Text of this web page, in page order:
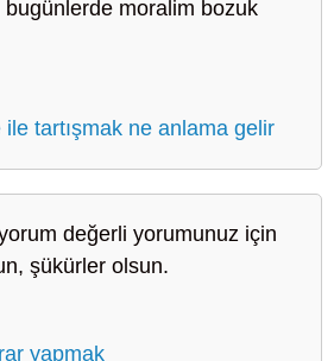
moralim bozuk
tartışmak ne anlama gelir
değerli yorumunuz için
şükürler olsun.
yapmak